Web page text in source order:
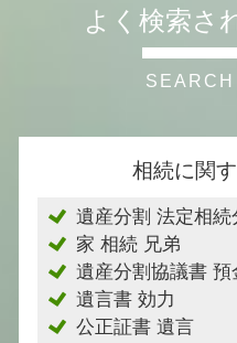
よく検索さ
相続に関
遺産分割 法定相続
家 相続 兄弟
遺産分割協議書 預
遺言書 効力
公正証書 遺言